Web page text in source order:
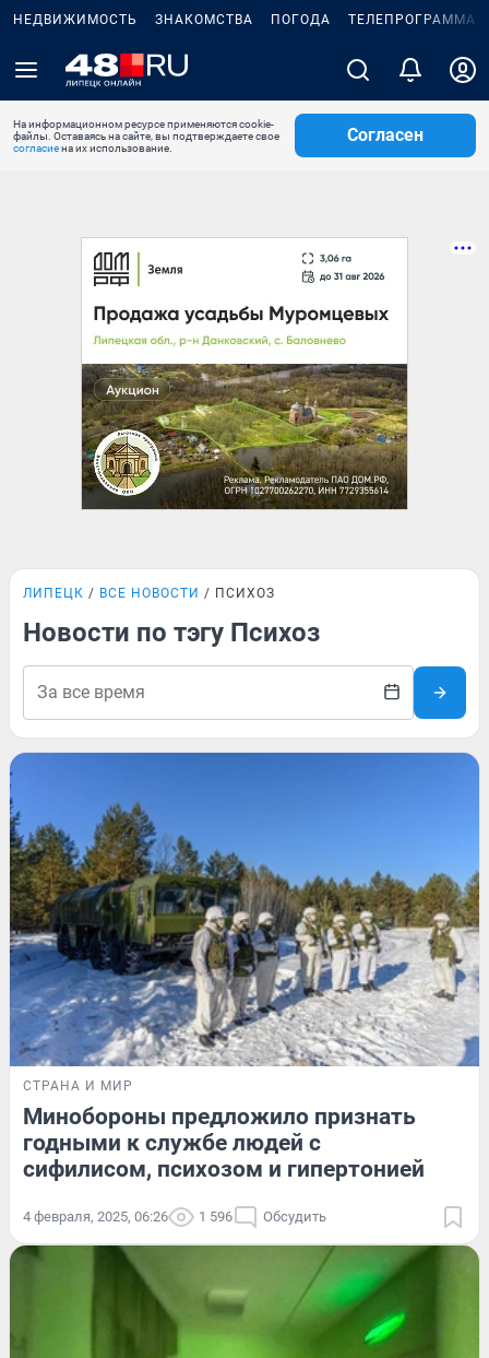
НЕДВИЖИМОСТЬ ЗНАКОМСТВА ПОГОДА ТЕЛЕПРОГРАММА
На информационном ресурсе применяются cookie-
файлы. Оставаясь на сайте, вы подтверждаете свое
согласиена их использование.
Согласен
ЛИПЕЦК ВСЕ НОВОСТИ ПСИХОЗ
Новости по тэгу Психоз
СТРАНА И МИР
Минобороны предложило признать
годными к службе людей с
сифилисом, психозом и гипертонией
4 февраля, 2025, 06:26 1 596 Обсудить